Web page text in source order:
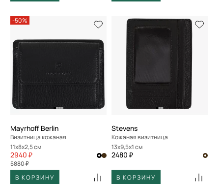
-50%
Mayrhoff Berlin
Визитница кожаная
11x8x2,5 см
2940 ₽
5880 ₽
В КОРЗИНУ
Stevens
Кожаная визитница
13x9,5x1 см
2480 ₽
В КОРЗИНУ